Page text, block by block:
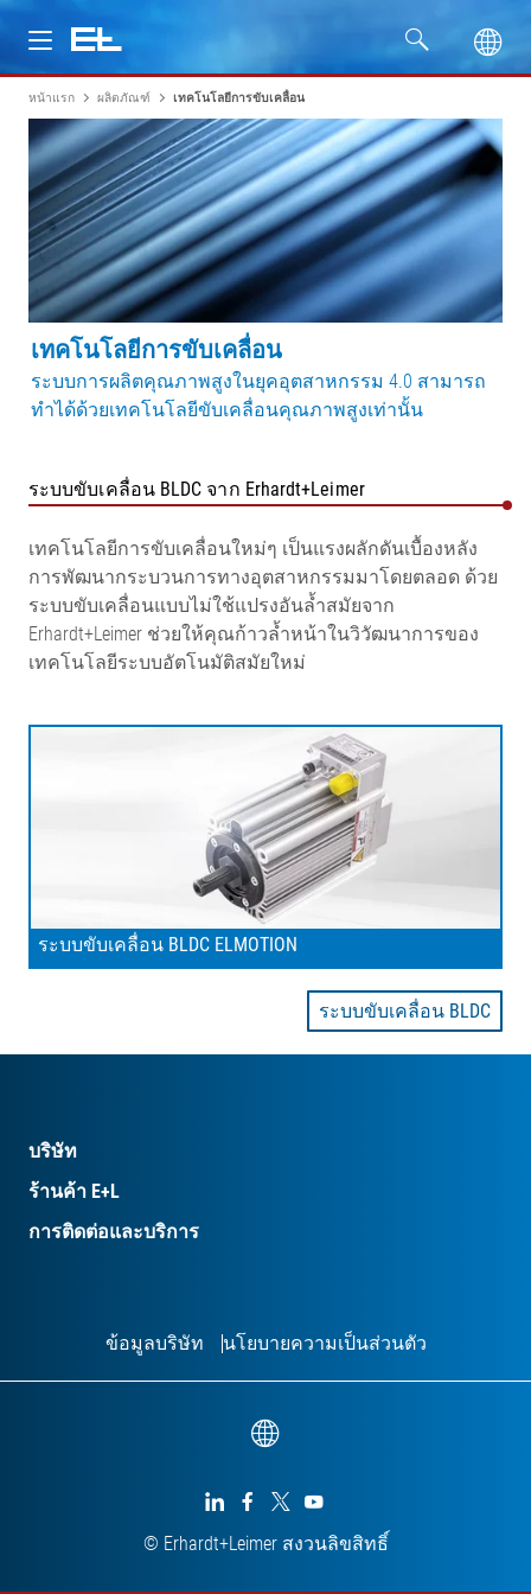
ผลิตภัณฑ์
อุตสาหกรรม
บริการ
บริษัท
หน้าแรก ผลิตภัณฑ์ เทคโนโลยีการขับเคลื่อน
เทคโนโลยีการขับเคลื่อน
ระบบการผลิตคุณภาพสูงในยุคอุตสาหกรรม 4.0 สามารถ
ทำได้ด้วยเทคโนโลยีขับเคลื่อนคุณภาพสูงเท่านั้น
ระบบขับเคลื่อน BLDC จาก Erhardt+Leimer
เทคโนโลยีการขับเคลื่อนใหม่ๆ เป็นแรงผลักดันเบื้องหลัง
การพัฒนากระบวนการทางอุตสาหกรรมมาโดยตลอด ด้วย
ระบบขับเคลื่อนแบบไม่ใช้แปรงอันล้ำสมัยจาก
Erhardt+Leimer ช่วยให้คุณก้าวล้ำหน้าในวิวัฒนาการของ
เทคโนโลยีระบบอัตโนมัติสมัยใหม่
ระบบขับเคลื่อน BLDC ELMOTION
ระบบขับเคลื่อน BLDC
บริษัท
ร้านค้า E+L
การติดต่อและบริการ
© Erhardt+Leimer สงวนลิขสิทธิ์
ข้อมูลบริษัท นโยบายความเป็นส่วนตัว
   